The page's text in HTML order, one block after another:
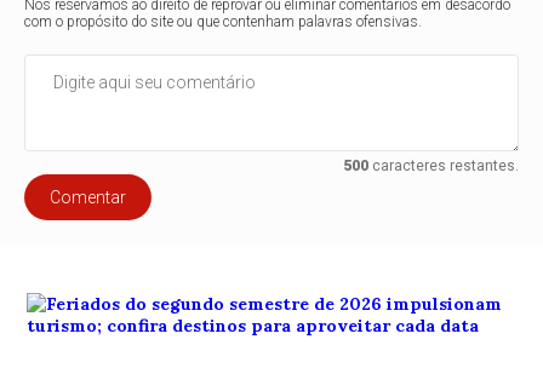
Nos reservamos ao direito de reprovar ou eliminar comentários em desacordo
com o propósito do site ou que contenham palavras ofensivas.
500caracteres restantes.
Comentar